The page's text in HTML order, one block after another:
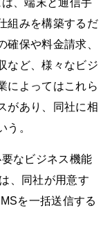
、端末と通信手
組みを構築するだ
確保や料金請求、
など、様々なビジ
によってはこれら
があり、同社に相
う。
なビジネス機能
、同社が用意す
を一括送信する